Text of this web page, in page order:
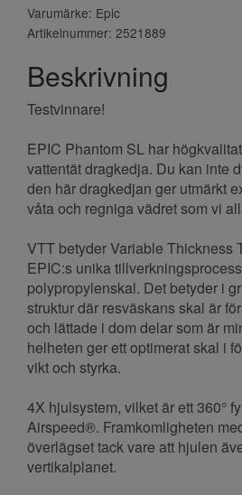
Varumärke: Epic
Artikelnummer: 2521889
Beskrivning
Testvinnare!
EPIC Phantom SL har
vattentät dragkedja. Du kan inte
den här dragkedjan ger utmärkt
våta och regniga vädret som vi
VTT betyder Variable Thickness
EPIC:s unika
polypropylenskal. Det betyder i
struktur där resväskans skal är
och lättade i dom delar som är
helheten ger ett optimerat skal i
vikt och styrka.
4X hjulsystem, vilket är ett 360°
Airspeed®. Framkomligheten
överlägset tack vare att hjulen
vertikalplanet.